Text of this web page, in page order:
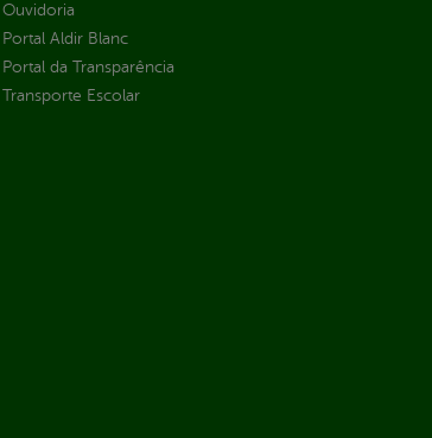
Ouvidoria
Portal Aldir Blanc
Portal da Transparência
Transporte Escolar